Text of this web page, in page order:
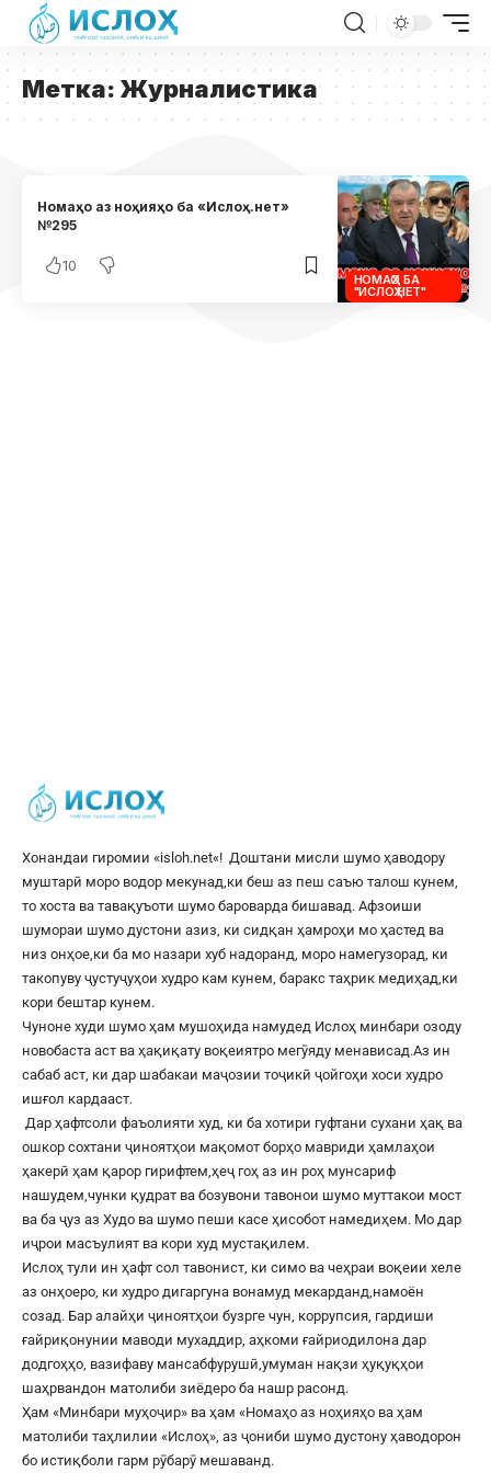
Метка: Журналистика
НОМАҲО БА
"ИСЛОҲ.НЕТ"
Номаҳо аз ноҳияҳо ба «Ислоҳ.нет»
№295
10
Хонандаи гиромии «isloh.net«! Доштани мисли шумо ҳаводору
муштарӣ моро водор мекунад,ки беш аз пеш саъю талош кунем,
то хоста ва тавақуъоти шумо бароварда бишавад. Афзоиши
шумораи шумо дустони азиз, ки сидқан ҳамроҳи мо ҳастед ва
низ онҳое,ки ба мо назари хуб надоранд, моро намегузорад, ки
такопуву ҷустуҷуҳои худро кам кунем, баракс таҳрик медиҳад,ки
кори бештар кунем.
Чуноне худи шумо ҳам мушоҳида намудед Ислоҳ минбари озоду
новобаста аст ва ҳақиқату воқеиятро мегӯяду менависад.Аз ин
сабаб аст, ки дар шабакаи маҷозии тоҷикӣ ҷойгоҳи хоси худро
ишғол кардааст.
Дар ҳафтсоли фаъолияти худ, ки ба хотири гуфтани сухани ҳақ ва
ошкор сохтани ҷиноятҳои мақомот борҳо мавриди ҳамлаҳои
ҳакерӣ ҳам қарор гирифтем,ҳеҷ гоҳ аз ин роҳ мунсариф
нашудем,чунки қудрат ва бозувони тавонои шумо муттакои мост
ва ба ҷуз аз Худо ва шумо пеши касе ҳисобот намедиҳем. Мо дар
иҷрои масъулият ва кори худ мустақилем.
Ислоҳ тули ин ҳафт сол тавонист, ки симо ва чеҳраи воқеии хеле
аз онҳоеро, ки худро дигаргуна вонамуд мекарданд,намоён
созад. Бар алайҳи ҷиноятҳои бузрге чун, коррупсия, гардиши
ғайриқонунии маводи мухаддир, аҳкоми ғайриодилона дар
додгоҳҳо, вазифаву мансабфурушӣ,умуман нақзи ҳуқуқҳои
шаҳрвандон матолиби зиёдеро ба нашр расонд.
Ҳам «Минбари муҳоҷир» ва ҳам «Номаҳо аз ноҳияҳо ва ҳам
матолиби таҳлилии «Ислоҳ», аз ҷониби шумо дустону ҳаводорон
бо истиқболи гарм рӯбарӯ мешаванд.